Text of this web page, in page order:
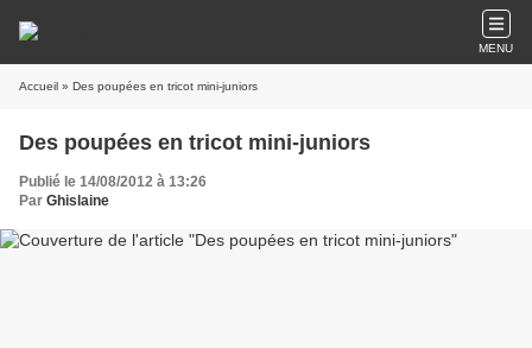
MENU
Accueil » Des poupées en tricot mini-juniors
Des poupées en tricot mini-juniors
Publié le 14/08/2012 à 13:26
Par Ghislaine